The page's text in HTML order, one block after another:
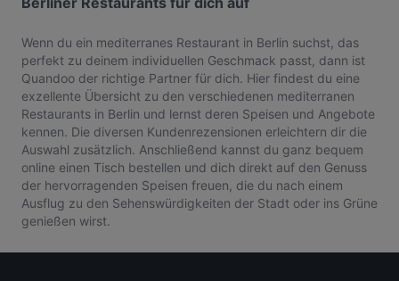
Wenn du ein mediterranes Restaurant in Berlin suchst, das
perfekt zu deinem individuellen Geschmack passt, dann ist
Quandoo der richtige Partner für dich. Hier findest du eine
exzellente Übersicht zu den verschiedenen mediterranen
Restaurants in Berlin und lernst deren Speisen und Angebote
kennen. Die diversen Kundenrezensionen erleichtern dir die
Auswahl zusätzlich. Anschließend kannst du ganz bequem
online einen Tisch bestellen und dich direkt auf den Genuss
der hervorragenden Speisen freuen, die du nach einem
Ausflug zu den Sehenswürdigkeiten der Stadt oder ins Grüne
genießen wirst.